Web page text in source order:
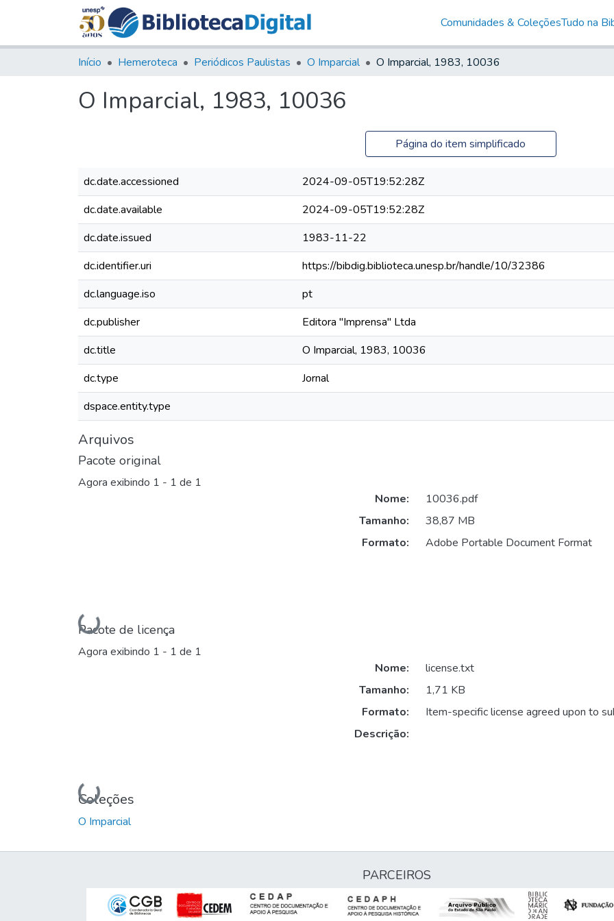
Comunidades & ColeçõesTudo na
Início Hemeroteca Periódicos Paulistas O Imparcial O Imparcial, 1983, 10036
O Imparcial, 1983, 10036
Página do item simplificado
dc.date.accessioned
2024-09-05T19:52:28Z
dc.date.available
2024-09-05T19:52:28Z
dc.date.issued
1983-11-22
dc.identifier.uri
https://bibdig.biblioteca.unesp.br/handle/10/32386
dc.language.iso
pt
dc.publisher
Editora "Imprensa" Ltda
dc.title
O Imparcial, 1983, 10036
dc.type
Jornal
dspace.entity.type
Arquivos
Pacote original
Agora exibindo 1 - 1 de 1
Carregando...
Nome:
10036.pdf
Tamanho:
38,87 MB
Formato:
Adobe Portable Document Format
Pacote de licença
Agora exibindo 1 - 1 de 1
Carregando...
Nome:
license.txt
Tamanho:
1,71 KB
Formato:
Item-specific license agreed upon to
Descrição:
Coleções
O Imparcial
PARCEIROS